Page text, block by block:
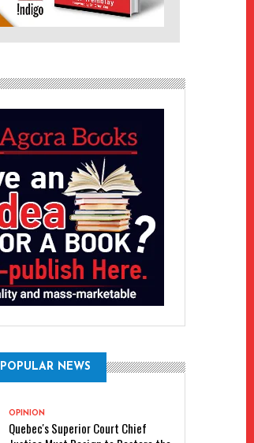
POPULAR NEWS
OPINION
Quebec's Superior Court Chief